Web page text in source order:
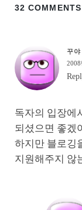
32 COMMENTS
꾸야
2008
독자의 입장에
되셨으면 좋겠
하지만 블로깅
지원해주지 않